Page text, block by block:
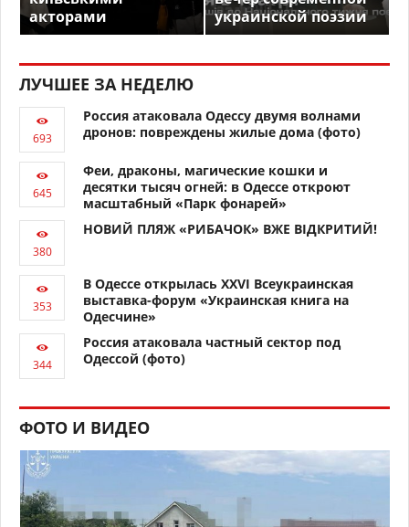
акторами
украинской поэзии
ЛУЧШЕЕ ЗА НЕДЕЛЮ
Россия атаковала Одессу двумя волнами
дронов: повреждены жилые дома (фото)
Феи, драконы, магические кошки и
десятки тысяч огней: в Одессе откроют
масштабный «Парк фонарей»
НОВИЙ ПЛЯЖ «РИБАЧОК» ВЖЕ ВІДКРИТИЙ!
В Одессе открылась XXVI Всеукраинская
выставка-форум «Украинская книга на
Одесчине»
Россия атаковала частный сектор под
Одессой (фото)
ФОТО И ВИДЕО